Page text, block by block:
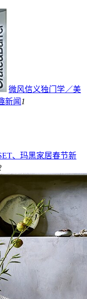
微风信义独门学／美
新闻 1
、玛黑家居春节新